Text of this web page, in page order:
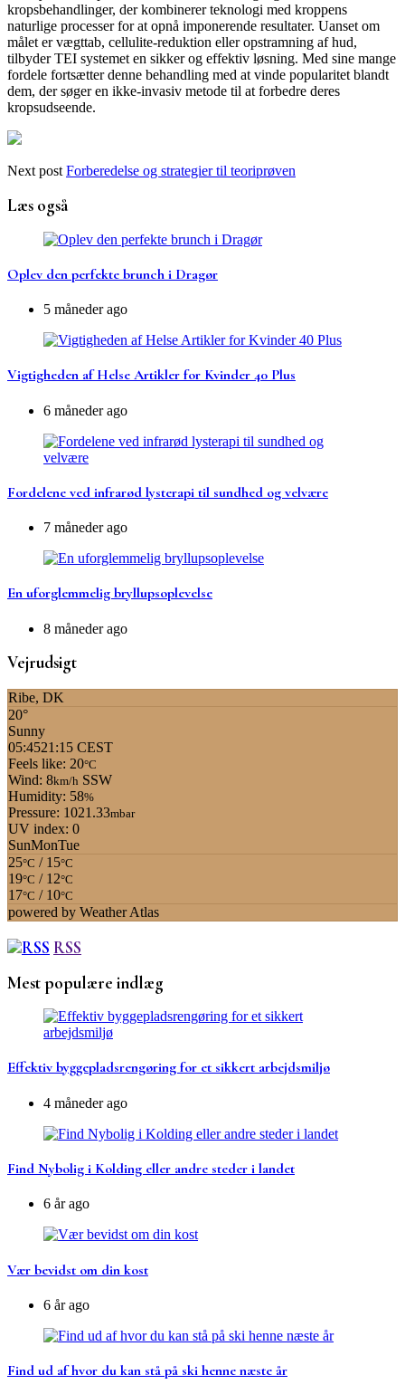
kropsbehandlinger, der kombinerer teknologi med kroppens
naturlige processer for at opnå imponerende resultater. Uanset om
målet er vægttab, cellulite-reduktion eller opstramning af hud,
tilbyder TEI systemet en sikker og effektiv løsning. Med sine mange
fordele fortsætter denne behandling med at vinde popularitet blandt
dem, der søger en ikke-invasiv metode til at forbedre deres
kropsudseende.
Next post Forberedelse og strategier til teoriprøven
Læs også
Oplev den perfekte brunch i Dragør
5 måneder ago
Vigtigheden af Helse Artikler for Kvinder 40 Plus
6 måneder ago
Fordelene ved infrarød lysterapi til sundhed og velvære
7 måneder ago
En uforglemmelig bryllupsoplevelse
8 måneder ago
Vejrudsigt
Ribe, DK
20°
Sunny
05:4521:15 CEST
Feels like: 20°C
Wind: 8km/h SSW
Humidity: 58%
Pressure: 1021.33mbar
UV index: 0
SunMonTue
25°C / 15°C
19°C / 12°C
17°C / 10°C
powered by Weather Atlas
RSS
Mest populære indlæg
Effektiv byggepladsrengøring for et sikkert arbejdsmiljø
4 måneder ago
Find Nybolig i Kolding eller andre steder i landet
6 år ago
Vær bevidst om din kost
6 år ago
Find ud af hvor du kan stå på ski henne næste år